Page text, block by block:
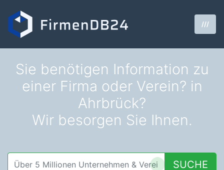
///
Sie benötigen Information zu
einer Firma oder Verein? in
Ahrbrück?
Wir besorgen Sie Ihnen.
SUCHE